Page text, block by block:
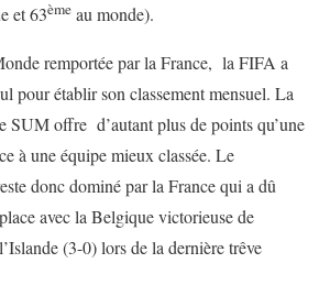
et 63ème au monde).
remportée par la France, la FIFA a
pour établir son classement mensuel. La
SUM offre d’autant plus de points qu’une
à une équipe mieux classée. Le
donc dominé par la France qui a dû
avec la Belgique victorieuse de
(3-0) lors de la dernière trêve